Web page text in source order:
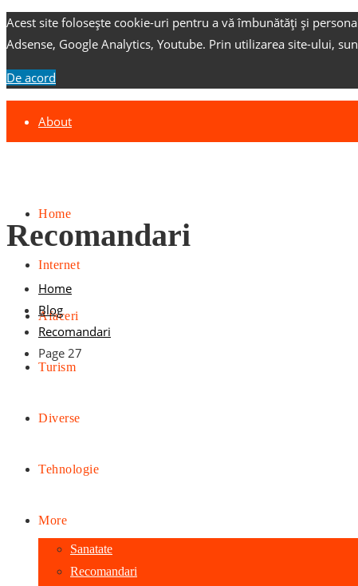
Acest site folosește cookie-uri pentru a vă îmbunătăți și
Adsense, Google Analytics, Youtube. Prin utilizarea site-ului,
De acord
About
Home
Internet
Afaceri
Turism
Diverse
Tehnologie
More
Sanatate
Recomandari
Recomandari
Home
Blog
Recomandari
Page 27